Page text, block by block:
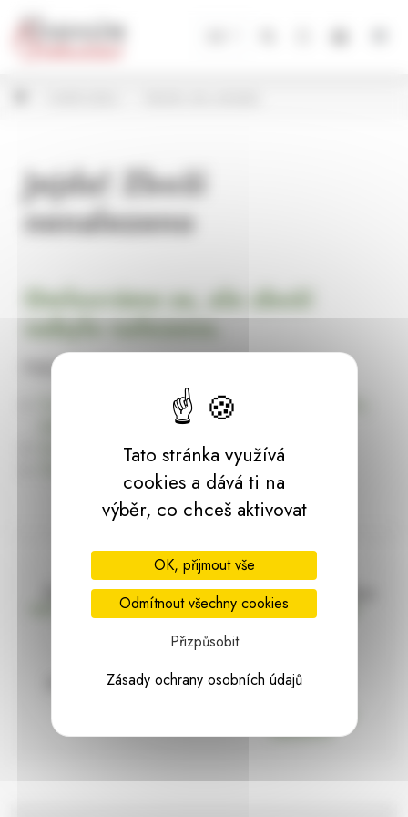
Jejda! Zboží
nenalezeno
Omlouváme se, ale zboží
nebylo nalezeno.
Pokračujte na
Úvodní stránku Dekorace, bytové a zahradní doplňky,
dárky | HARASIM.info
Doprava zdarma
nad 2000 Kč bez DPH
Vše máme skladem
Ihned k odeslání
97% hodnocení Zásilka pod
Panel pro správu cookies
Tato stránka využívá
cookies a dává ti na
výběr, co chceš aktivovat
OK, přijmout vše
Odmítnout všechny cookies
Přizpůsobit
Zásady ochrany osobních údajů